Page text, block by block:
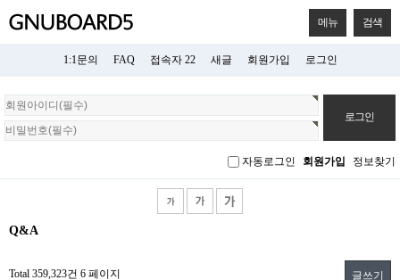
메뉴 검색
1:1문의 FAQ 접속자 22 새글 회원가입 로그인
회
원
로
자동로그인 회원가입 정보찾기
Q&A
Total 359,323건 6 페이지 글쓰기